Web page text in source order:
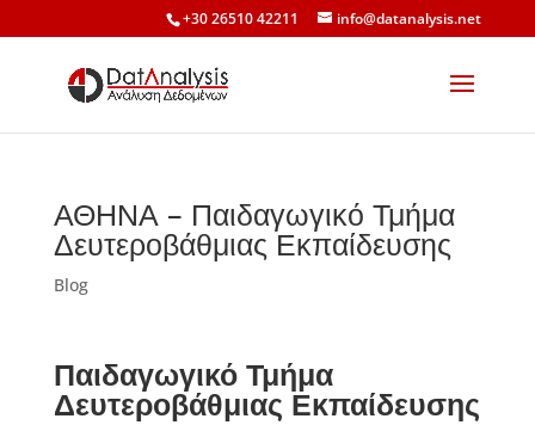
+30 26510 42211 info@datanalysis.net
ΑΘΗΝΑ – Παιδαγωγικό Τμήμα
Δευτεροβάθμιας Εκπαίδευσης
Blog
Παιδαγωγικό Τμήμα
Δευτεροβάθμιας Εκπαίδευσης